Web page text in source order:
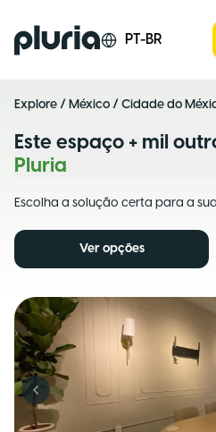
Logo Pluria PT-BR
Explore / México / Cidade do
Este espaço + mil
Pluria
Escolha a solução certa para a
Ver opções
Previous slide